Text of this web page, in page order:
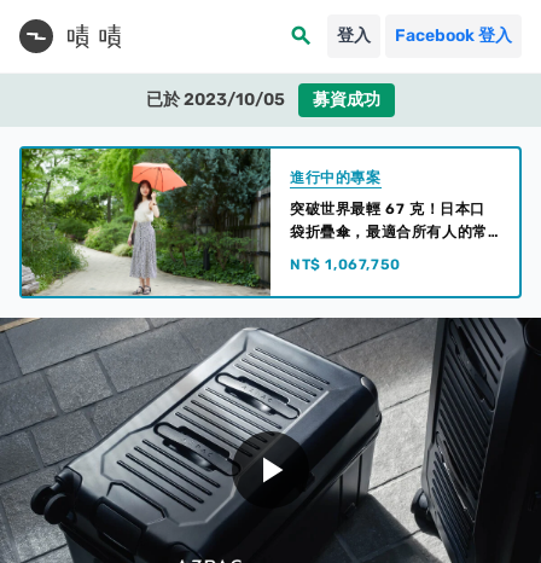
search 登入 Facebook 登入
已於 2023/10/05 募資成功
進行中的專案
突破世界最輕 67 克！日本口
袋折疊傘，最適合所有人的常
備口袋傘
NT$ 1,067,750
play_arrow